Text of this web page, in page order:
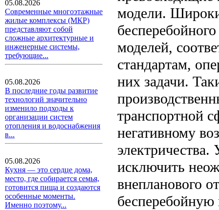
05.08.2026
Современные многоэтажные
жилые комплексы (МКР)
представляют собой
сложные архитектурные и
инженерные системы,
требующие...
05.08.2026
В последние годы развитие
технологий значительно
изменило подходы к
организации систем
отопления и водоснабжения
в...
05.08.2026
Кухня — это сердце дома,
место, где собирается семья,
готовится пища и создаются
особенные моменты.
Именно поэтому...
модели.
моделей,
стандартам,
них задачи.
транспортной
негативному
исключить
внепланового
бесперебойную